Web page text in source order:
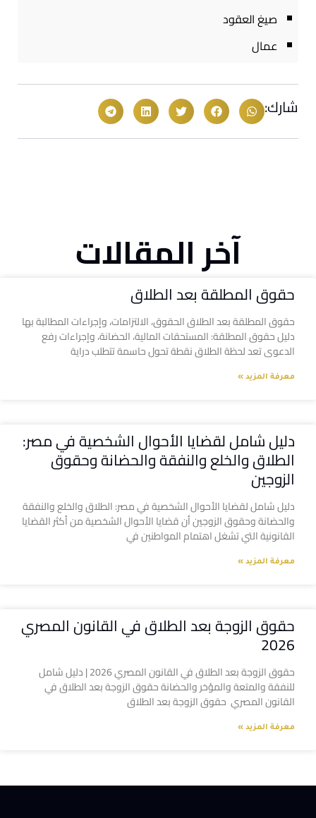
صيغ العقود
عمال
شارك:
آخر المقالات
حقوق المطلقة بعد الطلاق
حقوق المطلقة بعد الطلاق الحقوق، الالتزامات، وإجراءات المطالبة بها
دليل حقوق المطلقة: المستحقات المالية، الحضانة، وإجراءات رفع
الدعوى تعد لحظة الطلاق نقطة تحول حاسمة تتطلب دراية
معرفة المزيد »
دليل شامل لقضايا الأحوال الشخصية في مصر:
الطلاق والخلع والنفقة والحضانة وحقوق
الزوجين
دليل شامل لقضايا الأحوال الشخصية في مصر: الطلاق والخلع والنفقة
والحضانة وحقوق الزوجين أن قضايا الأحوال الشخصية من أكثر القضايا
القانونية التي تشغل اهتمام المواطنين في
معرفة المزيد »
حقوق الزوجة بعد الطلاق في القانون المصري
2026
حقوق الزوجة بعد الطلاق في القانون المصري 2026 | دليل شامل
للنفقة والمتعة والمؤخر والحضانة حقوق الزوجة بعد الطلاق في
القانون المصري حقوق الزوجة بعد الطلاق
معرفة المزيد »